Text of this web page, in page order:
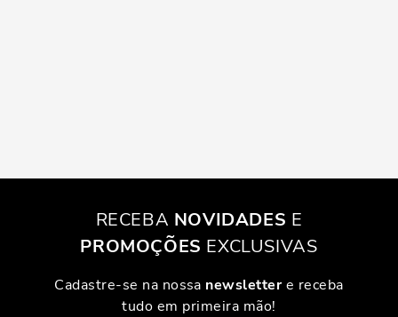
RECEBA NOVIDADES E
PROMOÇÕES EXCLUSIVAS
Cadastre-se na nossa newslettere receba
tudo em primeira mão!